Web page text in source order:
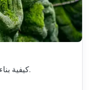
كيفية بناء قائمة المطبخ الثقافي وتنمية عملك.